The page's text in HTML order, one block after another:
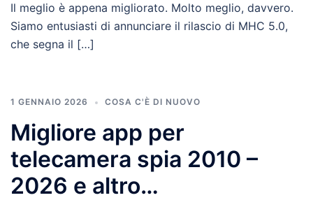
Il meglio è appena migliorato. Molto meglio, davvero.
Siamo entusiasti di annunciare il rilascio di MHC 5.0,
che segna il […]
1 GENNAIO 2026 COSA C'È DI NUOVO
Migliore app per
telecamera spia 2010 –
2026 e altro…